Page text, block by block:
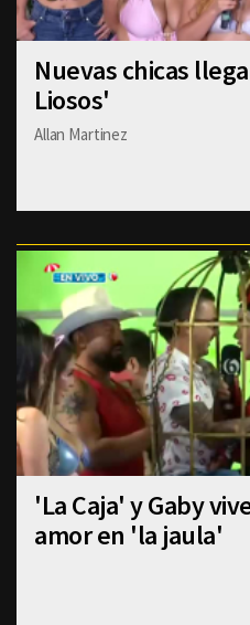
Nuevas chicas
Liosos'
Allan Martinez
'La Caja' y Gaby
amor en 'la jaula'